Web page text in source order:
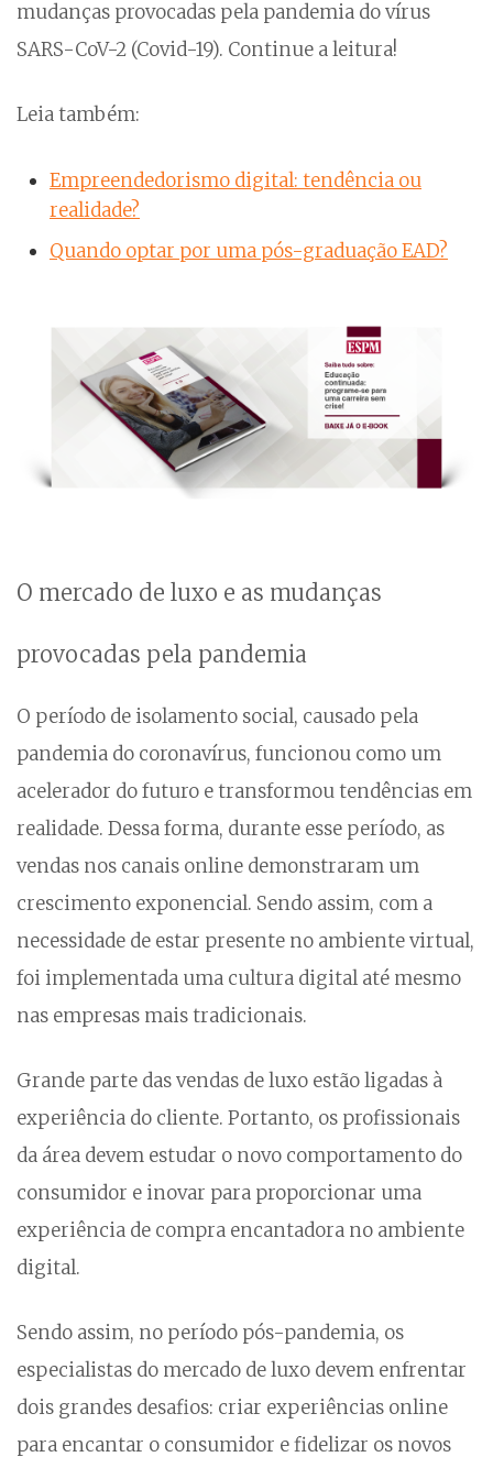
mudanças provocadas pela pandemia do vírus
SARS-CoV-2 (Covid-19). Continue a leitura!
Leia também:
Empreendedorismo digital: tendência ou
realidade?
Quando optar por uma pós-graduação EAD?
O mercado de luxo e as mudanças
provocadas pela pandemia
O período de isolamento social, causado pela
pandemia do coronavírus, funcionou como um
acelerador do futuro e transformou tendências em
realidade. Dessa forma, durante esse período, as
vendas nos canais online demonstraram um
crescimento exponencial. Sendo assim, com a
necessidade de estar presente no ambiente virtual,
foi implementada uma cultura digital até mesmo
nas empresas mais tradicionais.
Grande parte das vendas de luxo estão ligadas à
experiência do cliente. Portanto, os profissionais
da área devem estudar o novo comportamento do
consumidor e inovar para proporcionar uma
experiência de compra encantadora no ambiente
digital.
Sendo assim, no período pós-pandemia, os
especialistas do mercado de luxo devem enfrentar
dois grandes desafios: criar experiências online
para encantar o consumidor e fidelizar os novos